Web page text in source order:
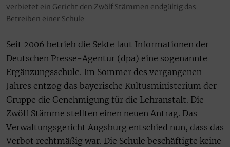
verbietet ein Gericht den Zwölf Stämmen endgültig das
Betreiben einer Schule
Seit 2006 betrieb die Sekte laut Informationen der
Deutschen Presse-Agentur (dpa) eine sogenannte
Ergänzungsschule. Im Sommer des vergangenen
Jahres entzog das bayerische Kultusministerium der
Gruppe die Genehmigung für die Lehranstalt. Die
Zwölf Stämme stellten einen neuen Antrag. Das
Verwaltungsgericht Augsburg entschied nun, dass das
Verbot rechtmäßig war. Die Schule beschäftigte keine